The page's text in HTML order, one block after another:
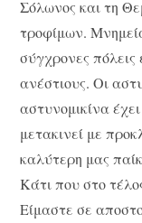
Σόλωνος και τη
τροφίμων.
σύγχρονες πόλεις
ανέστιους. Οι
αστυνομικίνα
μετακινεί με
καλύτερη μας
Κάτι που στο
Είμαστε σε